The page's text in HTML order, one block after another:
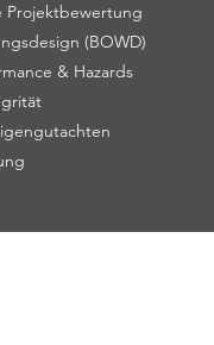
Projektbewertung
(BOWD)
& Hazards